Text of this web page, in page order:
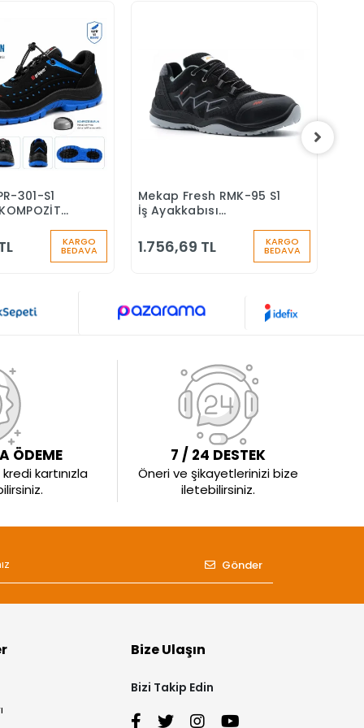
Ekle
301-S1
KARGO
BEDAVA
Sepete Ekle
Mekap Fresh RMK-95 S1
İş Ayakkabısı
1.756,69 TL KARGO
BEDAVA
ÖDEME
kartınızla
7 / 24 DESTEK
Öneri ve şikayetlerinizi bize
iletebilirsiniz.
Gönder
Bize Ulaşın
Bizi Takip Edin